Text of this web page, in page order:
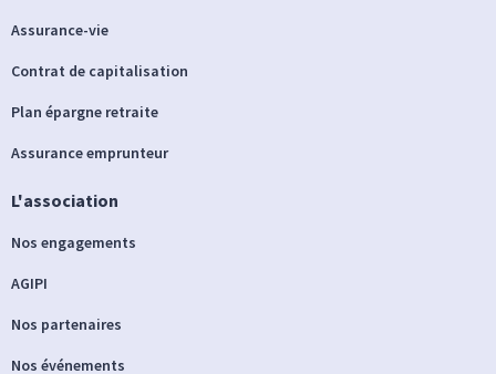
Assurance-vie
Contrat de capitalisation
Plan épargne retraite
Assurance emprunteur
L'association
Nos engagements
AGIPI
Nos partenaires
Nos événements